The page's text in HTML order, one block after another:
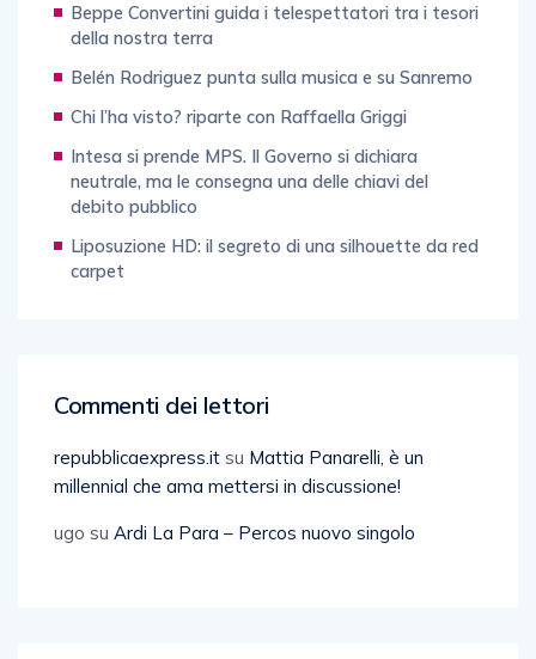
Beppe Convertini guida i telespettatori tra i tesori
della nostra terra
Belén Rodriguez punta sulla musica e su Sanremo
Chi l’ha visto? riparte con Raffaella Griggi
Intesa si prende MPS. Il Governo si dichiara
neutrale, ma le consegna una delle chiavi del
debito pubblico
Liposuzione HD: il segreto di una silhouette da red
carpet
Commenti dei lettori
repubblicaexpress.it su Mattia Panarelli, è un
millennial che ama mettersi in discussione!
ugo su Ardi La Para – Percos nuovo singolo